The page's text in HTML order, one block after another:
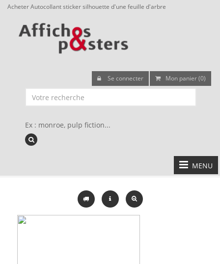
Acheter Autocollant sticker silhouette d'une feuille d'arbre
Se connecter Mon panier (0)
Ex : monroe, pulp fiction...
MENU